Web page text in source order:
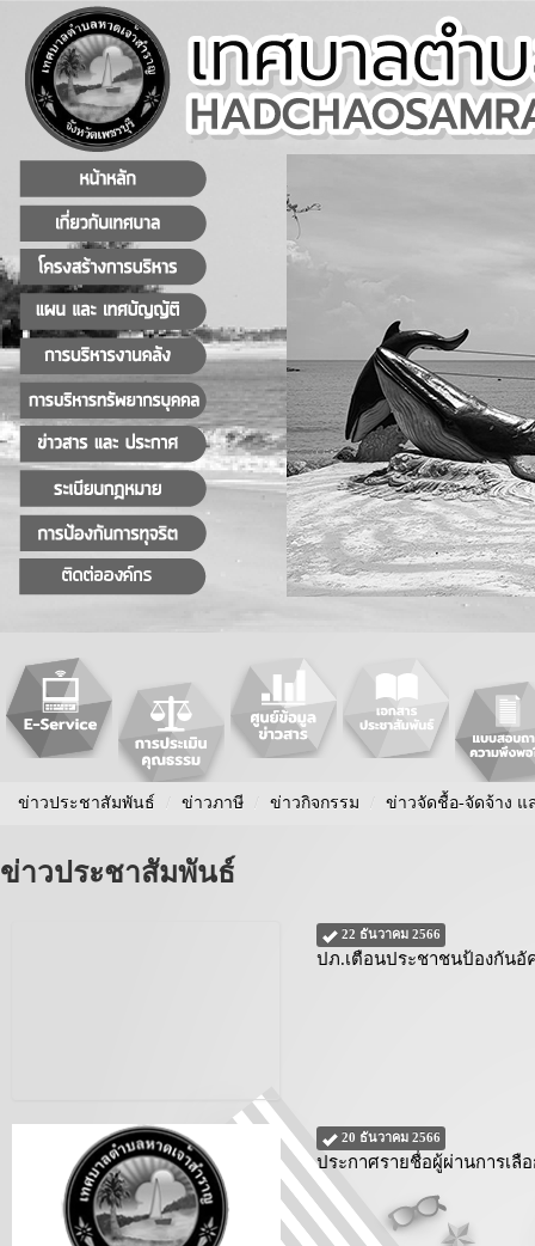
ข่าวประชาสัมพันธ์ / ข่าวภาษี / ข่าวกิจกรรม / ข่าวจัดชื้อ-จัดจ้าง แ
ข่าวประชาสัมพันธ์
22 ธันวาคม 2566
ปภ.เตือนประชาชนป้องกัน
20 ธันวาคม 2566
ประกาศรายชื่อผู้ผ่านการเลื